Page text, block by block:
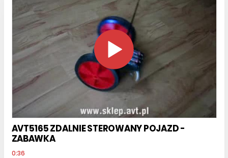
AVT5165 ZDALNIE STEROWANY POJAZD -
ZABAWKA
0:36